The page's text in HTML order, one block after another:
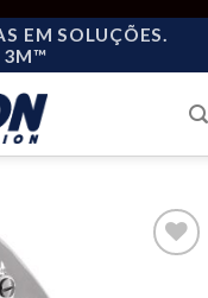
EM SOLUÇÕES.
3M™